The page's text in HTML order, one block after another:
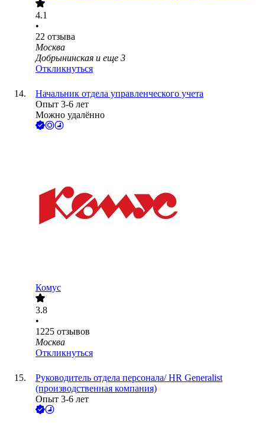
4.1
•
22 отзыва
Москва
Добрынинская и еще 3
Откликнуться
Начальник отдела управленческого учета
Опыт 3-6 лет
Можно удалённо
Комус
3.8
•
1225 отзывов
Москва
Откликнуться
Руководитель отдела персонала/ HR Generalist
(производственная компания)
Опыт 3-6 лет